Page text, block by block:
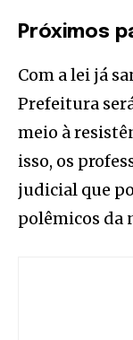
Próximos
Com a lei já
Prefeitura
meio à
isso, os
judicial que
polêmicos da